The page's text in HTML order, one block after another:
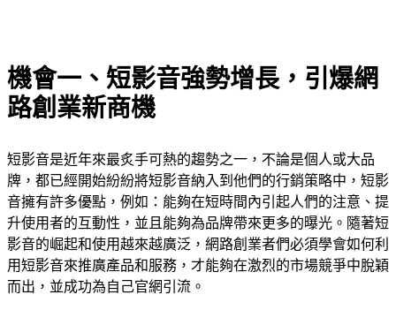
機會一、短影音強勢增長，引爆網
路創業新商機
短影音是近年來最炙手可熱的趨勢之一，不論是個人或大品
牌，都已經開始紛紛將短影音納入到他們的行銷策略中，短影
音擁有許多優點，例如：能夠在短時間內引起人們的注意、提
升使用者的互動性，並且能夠為品牌帶來更多的曝光。隨著短
影音的崛起和使用越來越廣泛，網路創業者們必須學會如何利
用短影音來推廣產品和服務，才能夠在激烈的市場競爭中脫穎
而出，並成功為自己官網引流。